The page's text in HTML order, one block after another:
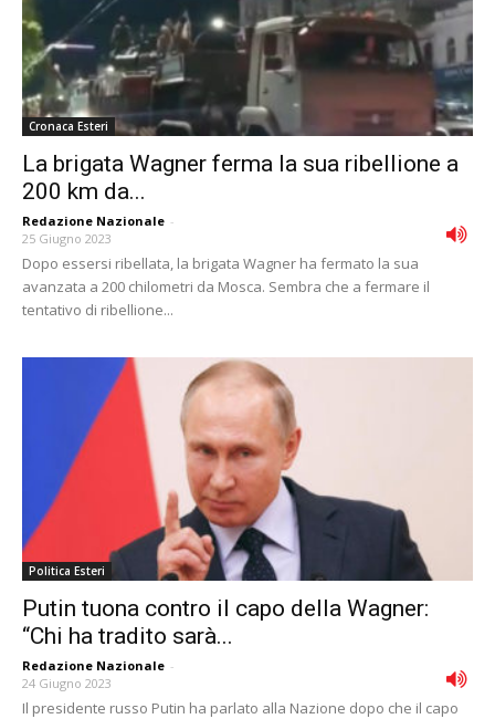
Cronaca Esteri
La brigata Wagner ferma la sua ribellione a
200 km da...
Redazione Nazionale -
25 Giugno 2023
Dopo essersi ribellata, la brigata Wagner ha fermato la sua
avanzata a 200 chilometri da Mosca. Sembra che a fermare il
tentativo di ribellione...
Politica Esteri
Putin tuona contro il capo della Wagner:
“Chi ha tradito sarà...
Redazione Nazionale -
24 Giugno 2023
Il presidente russo Putin ha parlato alla Nazione dopo che il capo